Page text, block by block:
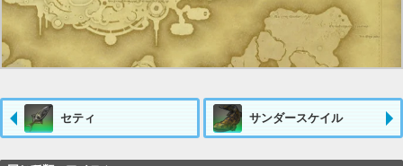
セティ サンダースケイル